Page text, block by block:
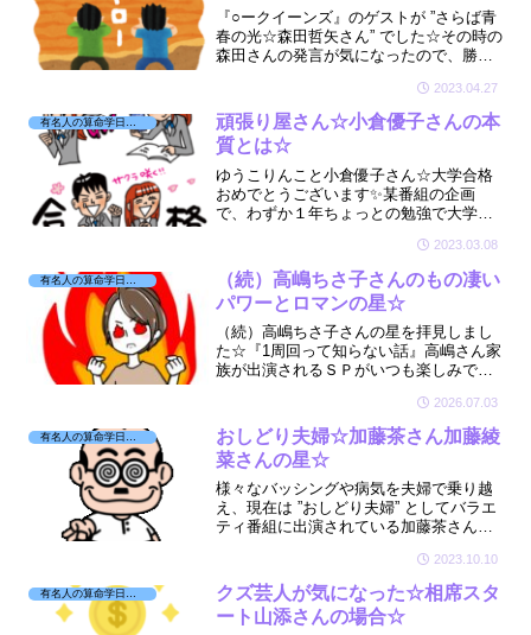
『○ークイーンズ』のゲストが ”さらば青
春の光☆森田哲矢さん” でした☆その時の
森田さんの発言が気になったので、勝手
た😅🔍森田さんに見て頂きたいです🔮🤗
2023.04.27
有名人の算命学日記☆
頑張り屋さん☆小倉優子さんの本
質とは☆
ゆうこりんこと小倉優子さん☆大学合格
おめでとうございます✨某番組の企画
で、わずか１年ちょっとの勉強で大学受
画。多忙な彼女にとって無謀とも思える
企画でした☆そんな頑張り屋の星って？
2023.03.08
（続）高嶋ちさ子さんのもの凄い
パワーとロマンの星☆
（続）高嶋ちさ子さんの星を拝見しまし
た☆『1周回って知らない話』高嶋さん家
族が出演されるＳＰがいつも楽しみです
2026.07.03
有名人の算命学日記☆
おしどり夫婦☆加藤茶さん加藤綾
菜さんの星☆
様々なバッシングや病気を夫婦で乗り越
え、現在は ”おしどり夫婦” としてバラエ
ティ番組に出演されている加藤茶さんと
しい☆😊そんなお二人の星が気になり見
させていただきました☆🔮
2023.10.10
有名人の算命学日記☆
クズ芸人が気になった☆相席スタ
ート山添さんの場合☆